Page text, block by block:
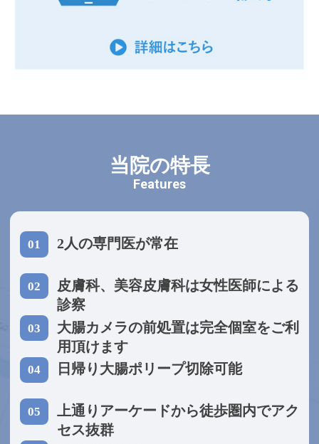
当院の特長
Features
01 2人の専門医が常在
02
皮膚科、美容皮膚科は女性医師による
診察
03
大腸カメラの前処置は完全個室をご利
用頂けます
04 日帰り大腸ポリープ切除可能
05
上通りアーケードから徒歩圏内でアク
セス抜群